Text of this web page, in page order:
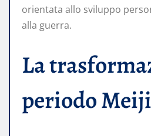
orientata allo sviluppo
alla guerra.
La
periodo Meiji